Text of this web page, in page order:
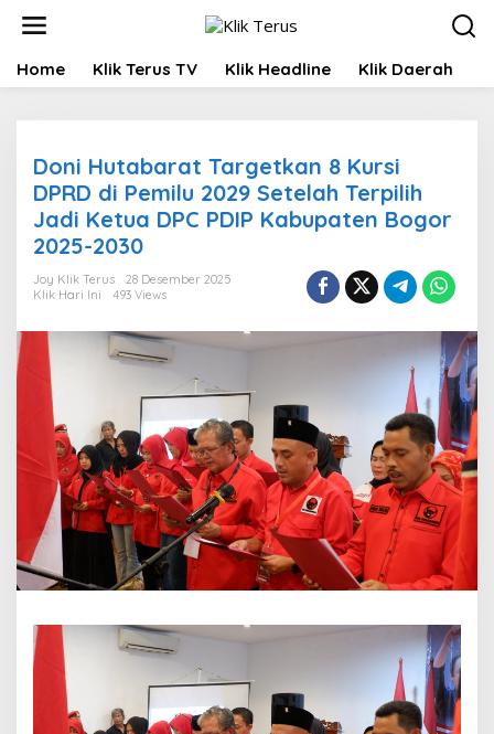
t
Home Klik Terus TV Klik Headline Klik Daerah
Doni Hutabarat Targetkan 8 Kursi
DPRD di Pemilu 2029 Setelah Terpilih
Jadi Ketua DPC PDIP Kabupaten Bogor
2025-2030
Joy Klik Terus
28 Desember 2025
Klik Hari Ini
493 Views